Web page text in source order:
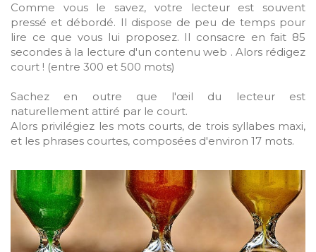
Comme vous le savez, votre lecteur est souvent
pressé et débordé. Il dispose de peu de temps pour
lire ce que vous lui proposez. Il consacre en fait 85
secondes à la lecture d'un contenu web . Alors rédigez
court ! (entre 300 et 500 mots)
Sachez en outre que l'œil du lecteur est
naturellement attiré par le court.
Alors privilégiez les mots courts, de trois syllabes maxi,
et les phrases courtes, composées d'environ 17 mots.